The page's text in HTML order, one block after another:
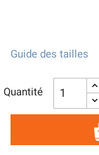
Guide des tailles
Quantité